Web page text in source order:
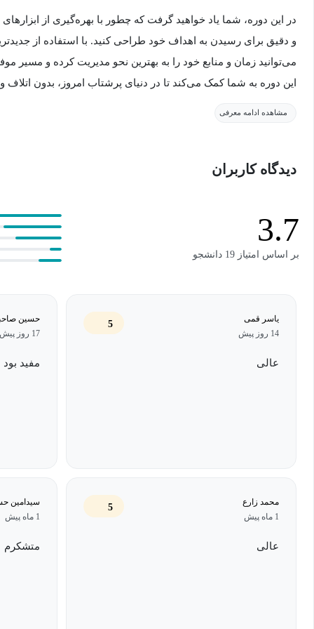
در این دوره، شما یاد خواهید گرفت که چطور با بهره‌گیری از
و دقیق برای رسیدن به اهداف خود طراحی کنید. با استفاده از
می‌توانید زمان و منابع خود را به بهترین نحو مدیریت کرده و مسیر
این دوره به شما کمک می‌کند تا در دنیای پرشتاب امروز، بدون
بیش از هر زمان دیگری ضروری است. با استفاده از هوش مصنوعی،
شما در این دوره به ابزارهایی مسلط می‌شوید که به شما کمک
یادگیری این مهارت‌ها به‌سرعت می‌توانید مسیر موفقیت خود را پیدا
طی کنید.
با گذراندن این دوره، شما به ابزاری قدرتمند مجهز خواهید شد که
دقیق‌تر تعیین کرده و با استفاده از هوش مصنوعی، مسیرهایی
مشاهده ادامه معرفی
دیدگاه کاربران
3.7
بر اساس امتیاز 19 دانشجو
یاسر قمی
14 روز پیش
5
عالی
حسین
17 روز پیش
مفید بود
محمد زارع
1 ماه پیش
5
عالی
سیدامین
1 ماه پیش
متشکرم